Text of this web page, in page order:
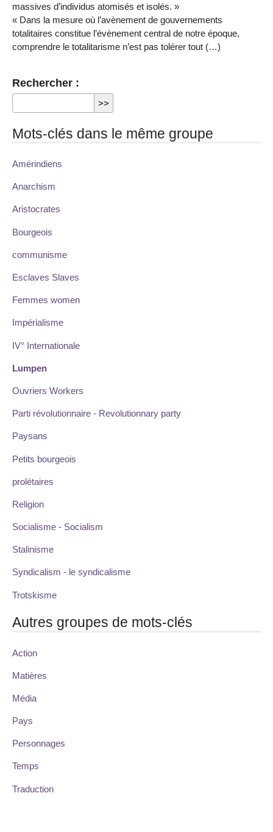
massives d’individus atomisés et isolés. »
« Dans la mesure où l’avènement de gouvernements
totalitaires constitue l’évènement central de notre époque,
comprendre le totalitarisme n’est pas tolérer tout (…)
Rechercher :
Mots-clés dans le même groupe
Amérindiens
Anarchism
Aristocrates
Bourgeois
communisme
Esclaves Slaves
Femmes women
Impérialisme
IV° Internationale
Lumpen
Ouvriers Workers
Parti révolutionnaire - Revolutionnary party
Paysans
Petits bourgeois
prolétaires
Religion
Socialisme - Socialism
Stalinisme
Syndicalism - le syndicalisme
Trotskisme
Autres groupes de mots-clés
Action
Matières
Média
Pays
Personnages
Temps
Traduction